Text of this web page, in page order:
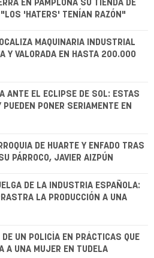
EN PAMPLONA SU TIENDA DE
"LOS 'HATERS' TENÍAN RAZÓN"
MAQUINARIA INDUSTRIAL
Y VALORADA EN HASTA 200.000
ANTE EL ECLIPSE DE SOL: ESTAS
PONER SERIAMENTE EN
DE HUARTE Y ENFADO TRAS
PÁRROCO, JAVIER AIZPÚN
DE LA INDUSTRIA ESPAÑOLA:
LA PRODUCCIÓN A UNA
DE UN POLICÍA EN PRÁCTICAS QUE
A UNA MUJER EN TUDELA